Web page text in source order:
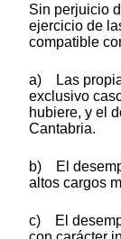
Sin perjuicio
ejercicio de
compatible
a) Las
exclusivo
hubiere, y el
Cantabria.
b) El
altos cargos
c) El